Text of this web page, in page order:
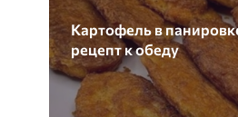
Картофель в
рецепт к обеду